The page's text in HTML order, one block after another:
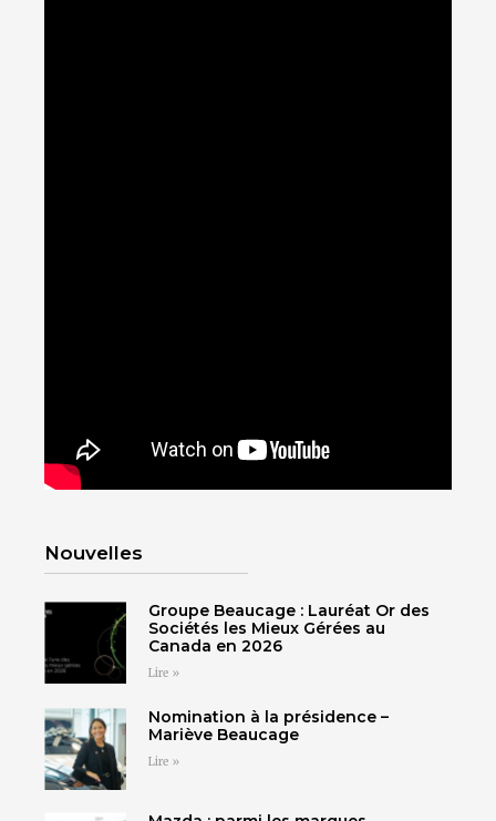
Nouvelles
Groupe Beaucage : Lauréat Or des
Sociétés les Mieux Gérées au
Canada en 2026
Lire »
Nomination à la présidence –
Mariève Beaucage
Lire »